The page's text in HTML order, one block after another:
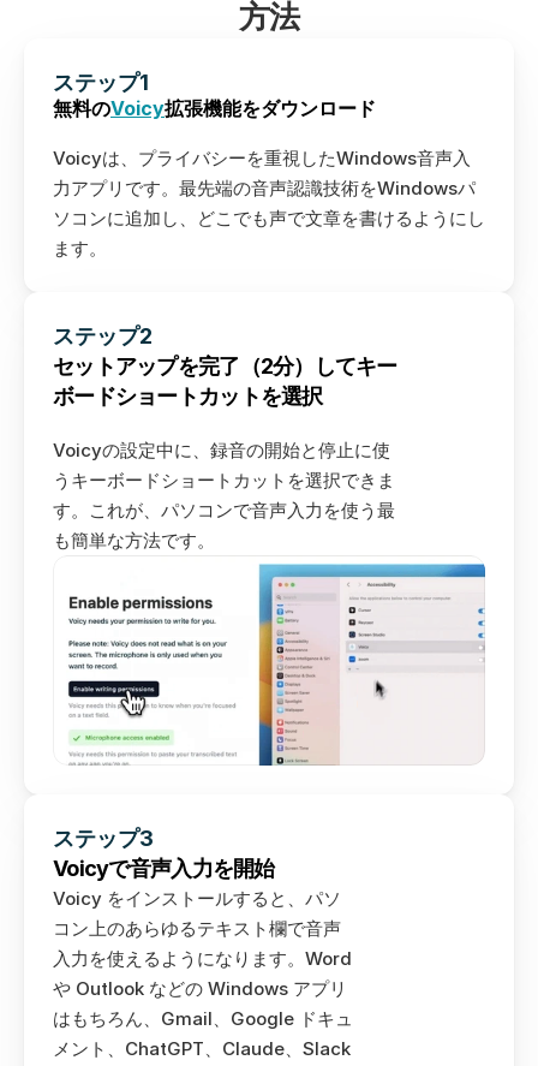
方法
ステップ1
無料のVoicy拡張機能をダウンロード
Voicyは、プライバシーを重視したWindows音声入
力アプリです。最先端の音声認識技術をWindowsパ
ソコンに追加し、どこでも声で文章を書けるようにし
ます。
Windows版ダウンロード
Linux（Ubuntu/Debian）用をダウンロード
Mac版ダウンロード
ステップ2
セットアップを完了（2分）してキー
ボードショートカットを選択
Voicyの設定中に、録音の開始と停止に使
うキーボードショートカットを選択できま
す。これが、パソコンで音声入力を使う最
も簡単な方法です。
ステップ3
Voicyで音声入力を開始
Voicy をインストールすると、パソ
コン上のあらゆるテキスト欄で音声
入力を使えるようになります。Word
や Outlook などの Windows アプリ
はもちろん、Gmail、Google ドキュ
メント、ChatGPT、Claude、Slack